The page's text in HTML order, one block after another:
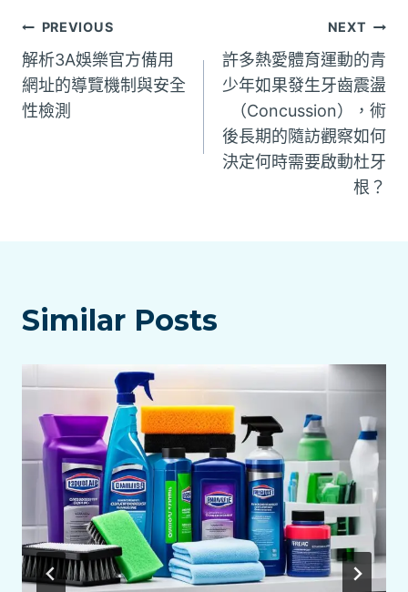
文
章
導
PREVIOUS
解析3A娛樂官方備用
網址的導覽機制與安全
性檢測
NEXT
許多熱愛體育運動的青
少年如果發生牙齒震盪
（Concussion），術
後長期的隨訪觀察如何
決定何時需要啟動杜牙
根？
Similar Posts